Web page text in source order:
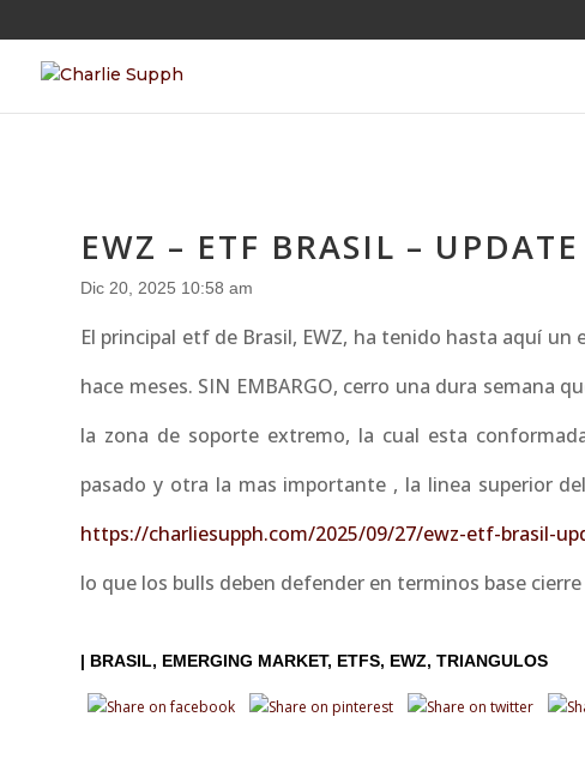
EWZ – ETF BRASIL – UPDATE
Dic 20, 2025 10:58 am
El principal etf de Brasil, EWZ, ha tenido hasta aquí
hace meses. SIN EMBARGO, cerro una dura semana
la zona de soporte extremo, la cual esta
pasado y otra la mas importante , la linea superior
https://charliesupph.com/2025/09/27/ewz-etf-brasil-
lo que los bulls deben defender en terminos base
| BRASIL EMERGING MARKET ETFS EWZ TRIANGULOS